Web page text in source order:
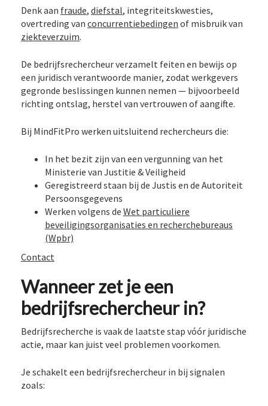
Denk aan fraude, diefstal, integriteitskwesties,
overtreding van concurrentiebedingen of misbruik van
ziekteverzuim.
De bedrijfsrechercheur verzamelt feiten en bewijs op
een juridisch verantwoorde manier, zodat werkgevers
gegronde beslissingen kunnen nemen — bijvoorbeeld
richting ontslag, herstel van vertrouwen of aangifte.
Bij MindFitPro werken uitsluitend rechercheurs die:
In het bezit zijn van een vergunning van het
Ministerie van Justitie & Veiligheid
Geregistreerd staan bij de Justis en de Autoriteit
Persoonsgegevens
Werken volgens de Wet particuliere
beveiligingsorganisaties en recherchebureaus
(Wpbr)
Contact
Wanneer zet je een
bedrijfsrechercheur in?
Bedrijfsrecherche is vaak de laatste stap vóór juridische
actie, maar kan juist veel problemen voorkomen.
Je schakelt een bedrijfsrechercheur in bij signalen
zoals: